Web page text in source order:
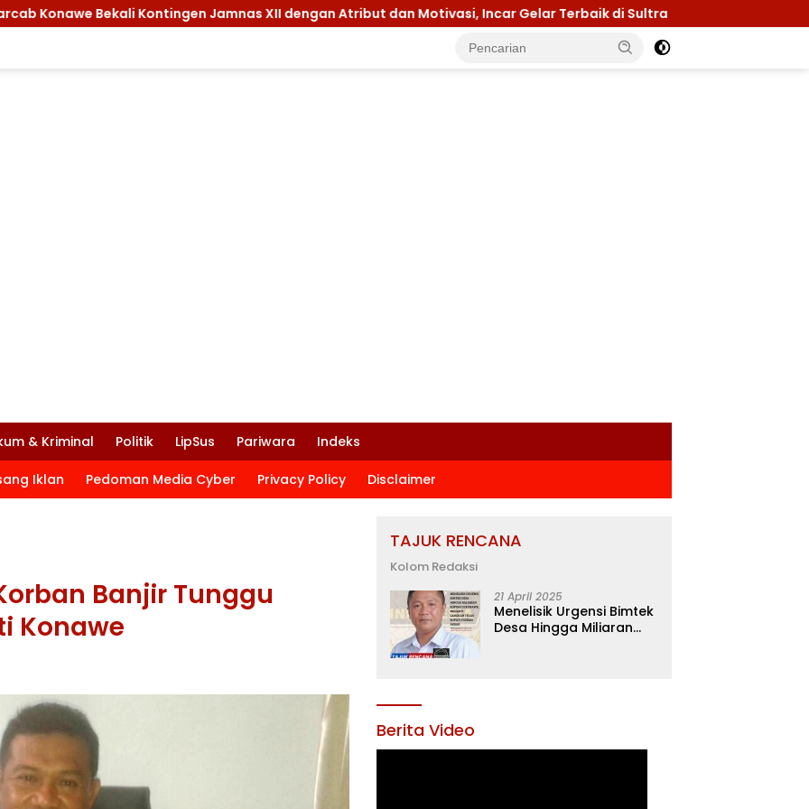
Jamnas XII dengan Atribut dan Motivasi, Incar Gelar Terbaik di Sultra Menuju Jamnas 2026, Ketua
& Kriminal Politik LipSus Pariwara Indeks
Iklan Pedoman Media Cyber Privacy Policy Disclaimer
Banjir Tunggu
Konawe
TAJUK RENCANA
Kolom Redaksi
21 April 2025
Menelisik Urgensi Bimtek
Desa Hingga Miliaran
Berita Video